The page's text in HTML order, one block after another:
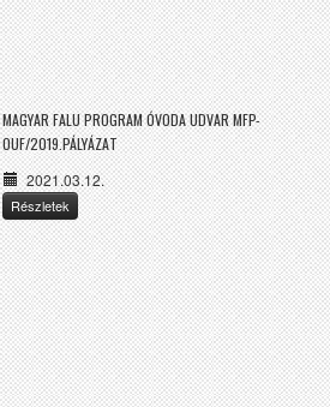
MAGYAR FALU PROGRAM ÓVODA UDVAR MFP-
OUF/2019.PÁLYÁZAT
2021.03.12.
Részletek